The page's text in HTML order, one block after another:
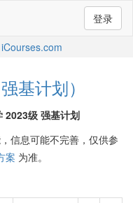
登录
iCourses.com
基计划）
2023级 强基计划
信息可能不完善，仅供参
案 为准。